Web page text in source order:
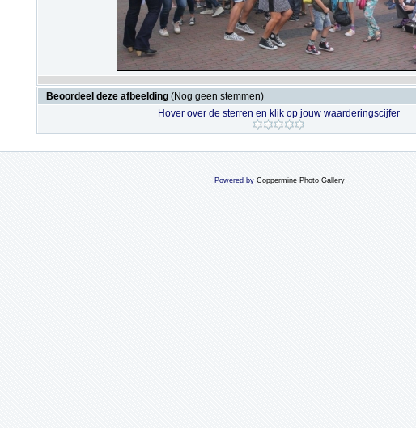
Beoordeel deze afbeelding (Nog geen stemmen)
Hover over de sterren en klik op jouw waarderingscijfer
Powered by Coppermine Photo Gallery